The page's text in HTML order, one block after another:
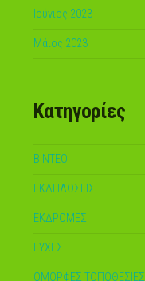
Ιούνιος 2023
Μάιος 2023
Kατηγορίες
ΒΙΝΤΕΟ
ΕΚΔΗΛΩΣΕΙΣ
ΕΚΔΡΟΜΕΣ
ΕΥΧΕΣ
ΟΜΟΡΦΕΣ ΤΟΠΟΘΕΣΙΕΣ